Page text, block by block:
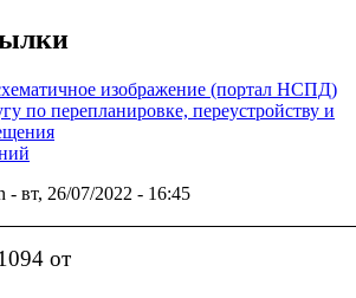
изображение (портал НСПД)
по перепланировке, переустройству и
- вт, 26/07/2022 - 16:45
от